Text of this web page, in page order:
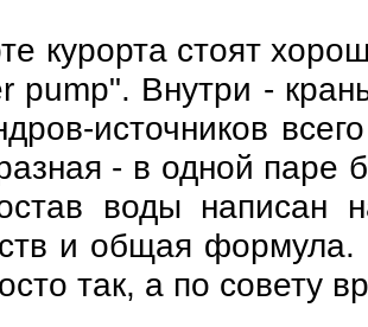
курорта стоят
pump". Внутри -
источников
- в одной паре
воды написан
и общая
так, а по совету